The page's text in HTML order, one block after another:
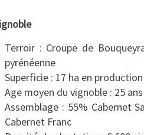
Terroir : Croupe de
pyrénéenne
Superficie : 17 ha en production
Age moyen du vignoble : 25 ans
Assemblage : 55% Cabernet
Cabernet Franc